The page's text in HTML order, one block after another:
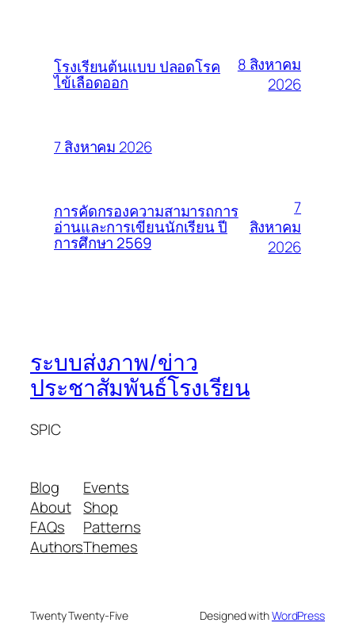
โรงเรียนต้นแบบ ปลอดโรค
ไข้เลือดออก
8 สิงหาคม
2026
7 สิงหาคม 2026
การคัดกรองความสามารถการ
อ่านและการเขียนนักเรียน ปี
การศึกษา 2569
7
สิงหาคม
2026
ระบบส่งภาพ/ข่าว
ประชาสัมพันธ์โรงเรียน
SPIC
Blog
About
FAQs
Authors
Events
Shop
Patterns
Themes
Twenty Twenty-Five Designed withWordPress